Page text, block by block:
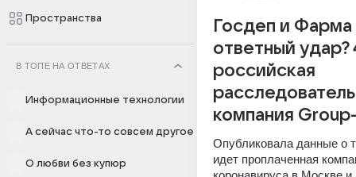
Пространства
В ТОПЕ НА ОТВЕТАХ
Информационные технологии
А сейчас что-то совсем другое
О любви без купюр
Госдеп и Фарма
ответный удар?
российская
компания
Опубликовала данные о
идет проплаченная